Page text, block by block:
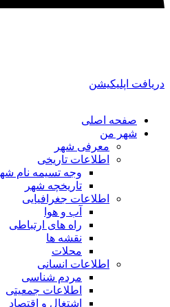
دریافت اپلیکیشن
صفحه اصلی
شهر من
معرفی شهر
اطلاعات تاریخی
وجه تسیمه نام
تاریخچه شهر
اطلاعات جغرافیایی
آب و هوا
راه های ارتباطی
نقشه ها
محلات
اطلاعات انسانی
مردم شناسی
اطلاعات جمعیتی
اشتغال و اقتصاد